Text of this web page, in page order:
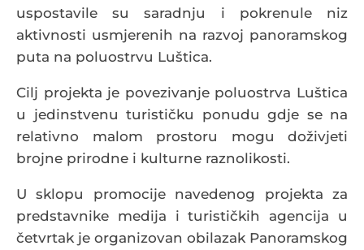
uspostavile su saradnju i pokrenule niz
aktivnosti usmjerenih na razvoj panoramskog
puta na poluostrvu Luštica.
Cilj projekta je povezivanje poluostrva Luštica
u jedinstvenu turističku ponudu gdje se na
relativno malom prostoru mogu doživjeti
brojne prirodne i kulturne raznolikosti.
U sklopu promocije navedenog projekta za
predstavnike medija i turističkih agencija u
četvrtak je organizovan obilazak Panoramskog